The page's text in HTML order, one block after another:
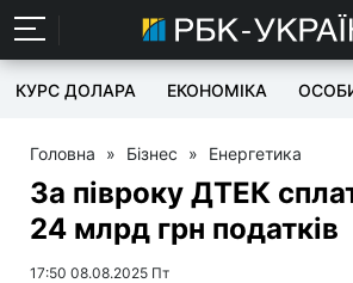
КУРС ДОЛАРА ЕКОНОМІКА
Головна » Бізнес » Енергетика
За півроку ДТЕК
24 млрд грн податків
17:50 08.08.2025 Пт